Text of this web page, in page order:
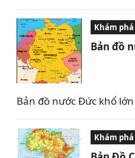
Khám phá
Bản đồ
Bản đồ nước Đức khổ
Khám phá